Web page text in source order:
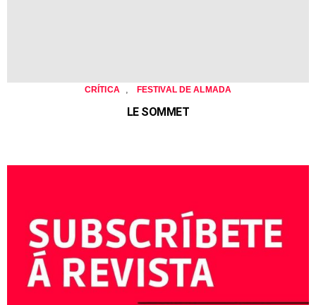
CRÍTICA FESTIVAL DE ALMADA
LE SOMMET